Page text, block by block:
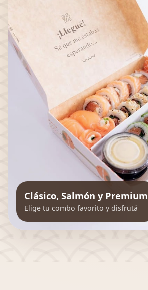
Clásico, Salmón y Premium
Elige tu combo favorito y disfrutá